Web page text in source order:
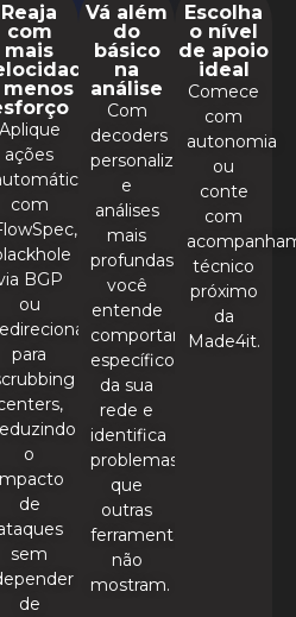
Reaja
com
mais
menos
Aplique
ações
com
BGP
ou
para
o
de
sem
de
Vá além
do
básico
na
análise
Com
decoders
personalizados
e
análises
mais
profundas,
você
entende
comportamentos
específicos
da sua
rede e
identifica
problemas
que
outras
ferramentas
não
mostram.
Escolha
o nível
de apoio
ideal
Comece
com
autonomia
ou
conte
com
técnico
próximo
da
Made4it.